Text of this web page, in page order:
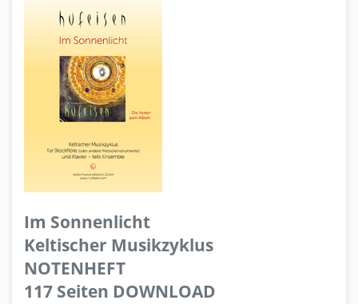
Im Sonnenlicht
Keltischer Musikzyklus
NOTENHEFT
117 Seiten DOWNLOAD